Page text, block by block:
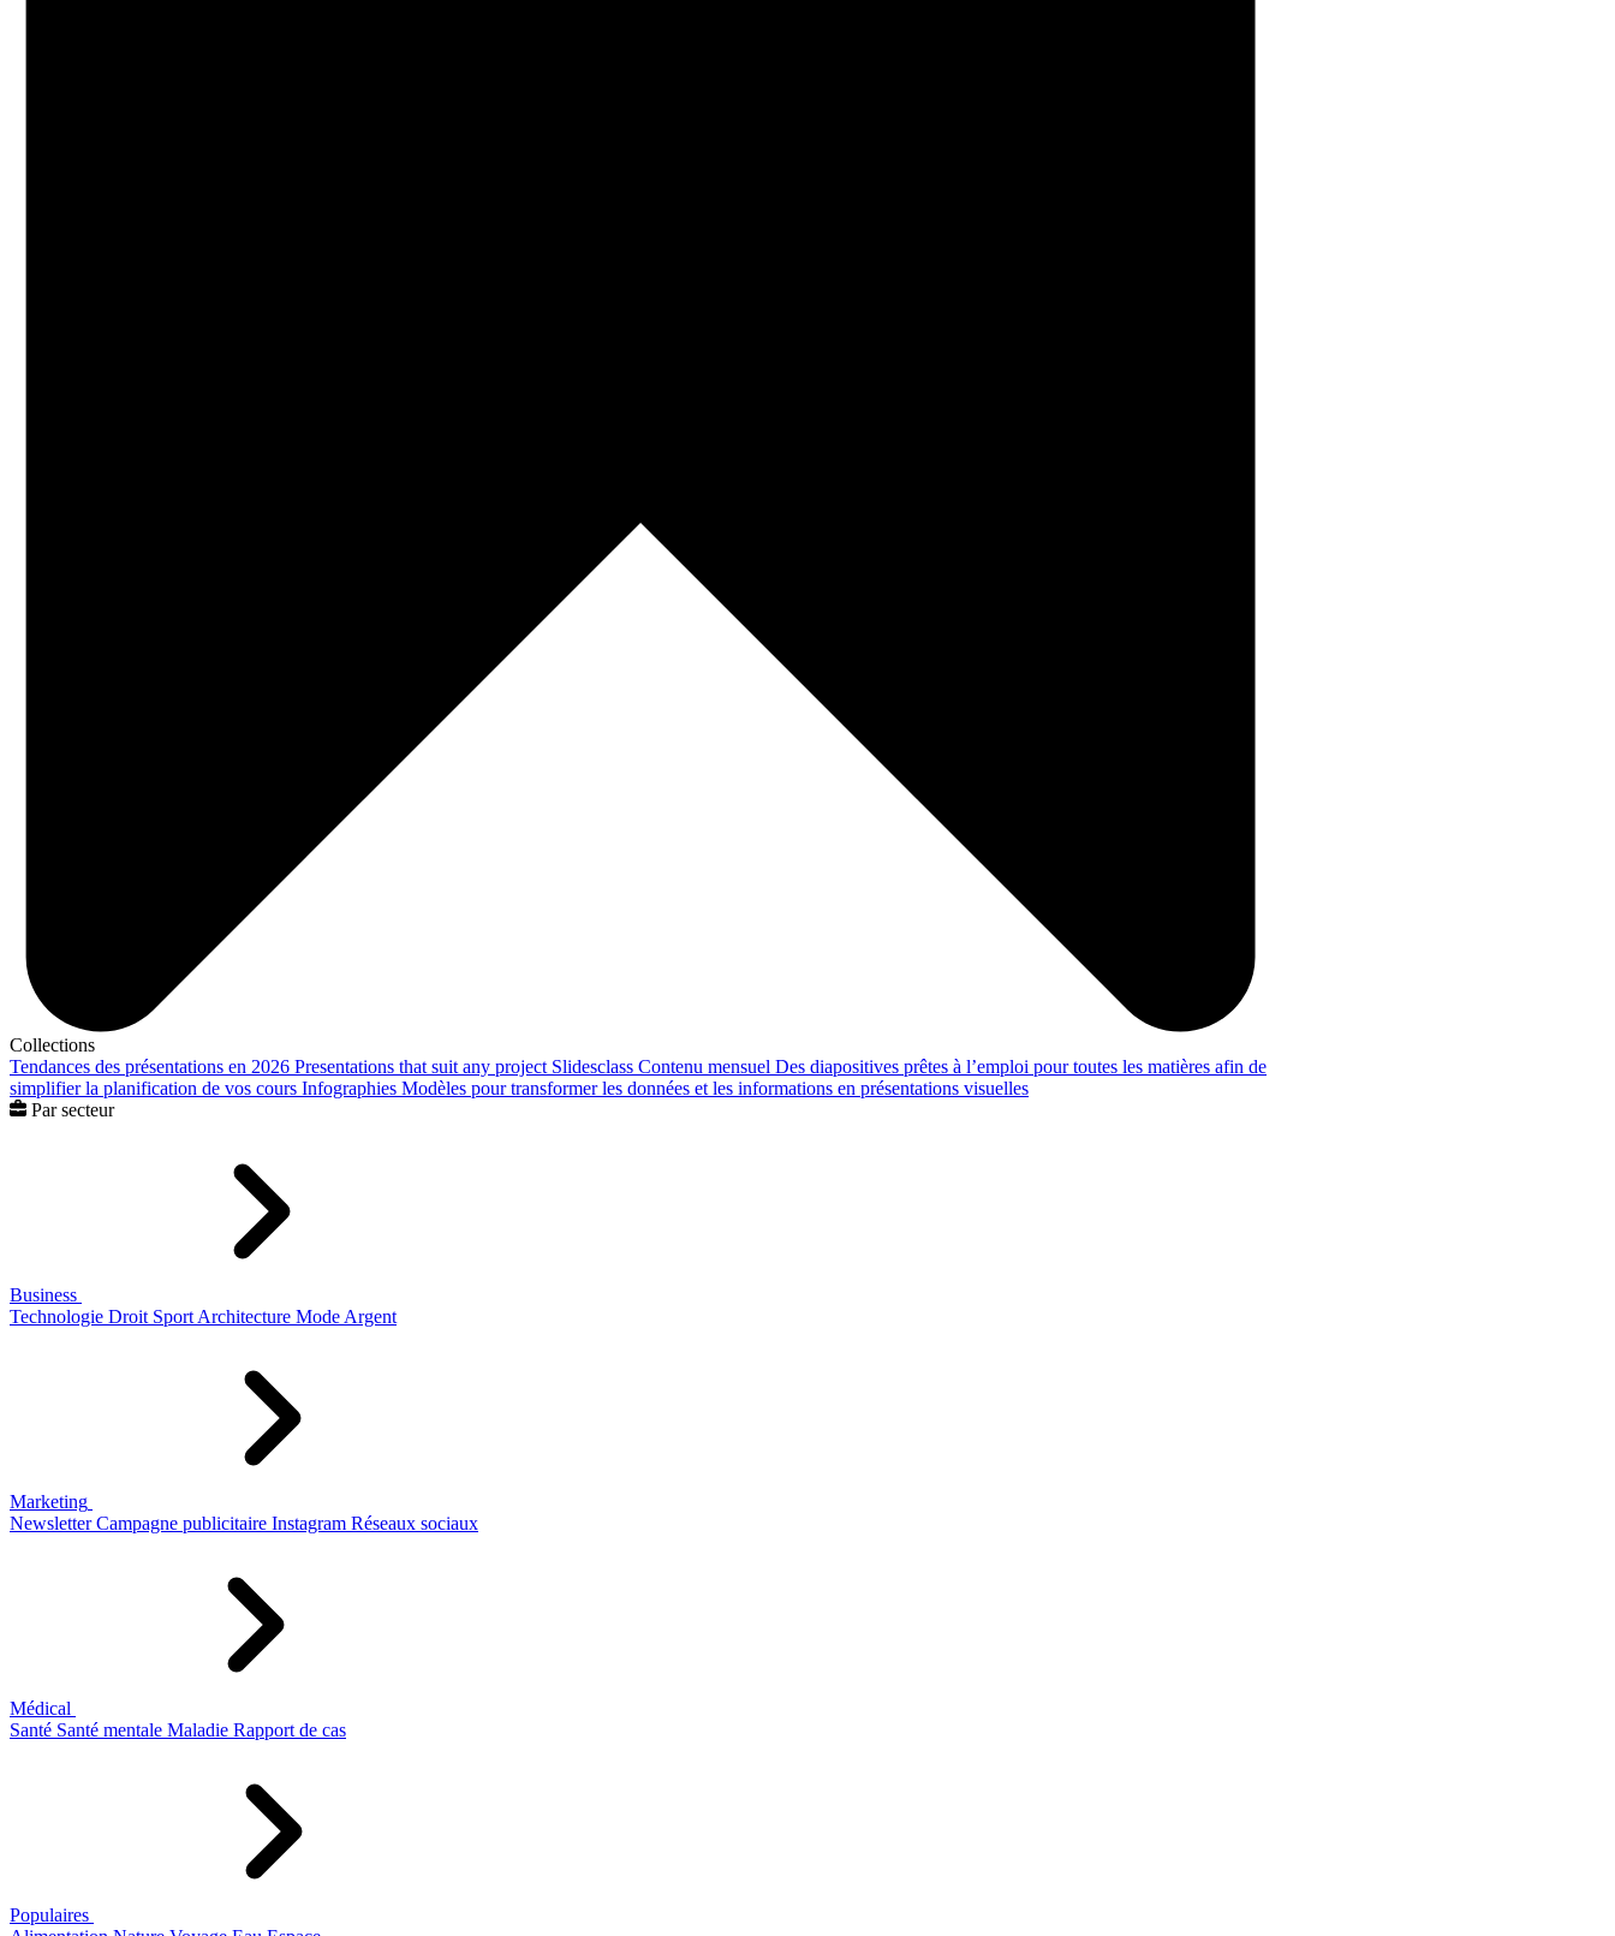
Collections
Tendances des présentations en 2026 Presentations that suit any project Slidesclass Contenu mensuel Des diapositives prêtes à l’emploi pour toutes les matières afin de
simplifier la planification de vos cours Infographies Modèles pour transformer les données et les informations en présentations visuelles
Par secteur
Business
Technologie Droit Sport Architecture Mode Argent
Marketing
Newsletter Campagne publicitaire Instagram Réseaux sociaux
Médical
Santé Santé mentale Maladie Rapport de cas
Populaires